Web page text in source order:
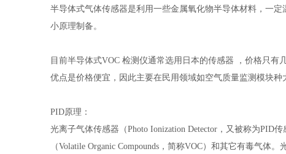
半导体式气体传感器是利用一些金属氧化物半导体材料，一
小原理制备。
目前半导体式VOC 检测仪通常选用日本的传感器 ，价格只
优点是价格便宜，因此主要在民用领域如空气质量监测模块种
PID原理：
光离子气体传感器（Photo Ionization Detector，又被称为PID
（Volatile Organic Compounds，简称VOC）和其它有毒气